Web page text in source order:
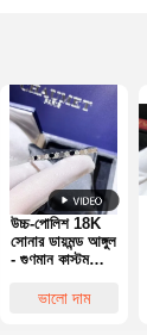
উচ্চ-পোলিশ 18K
সোনার ডায়মন্ড আঙ্গুল
- গুণমান কাস্টম
ভালো দাম